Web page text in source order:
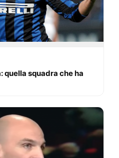
quella squadra che ha